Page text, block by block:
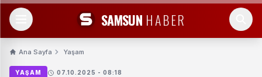
SAMSUN HABER
Ana Sayfa Yaşam
YAŞAM 07.10.2025 - 08:18